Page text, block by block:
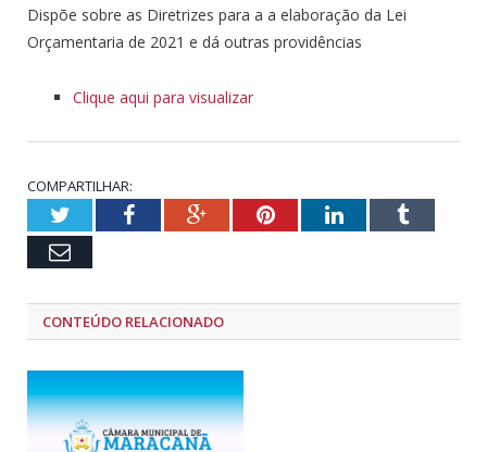
Dispõe sobre as Diretrizes para a a elaboração da Lei
Orçamentaria de 2021 e dá outras providências
Clique aqui para visualizar
COMPARTILHAR:
TwitterFacebookGoogle+PinterestLinkedInTumblr
Email
CONTEÚDO RELACIONADO